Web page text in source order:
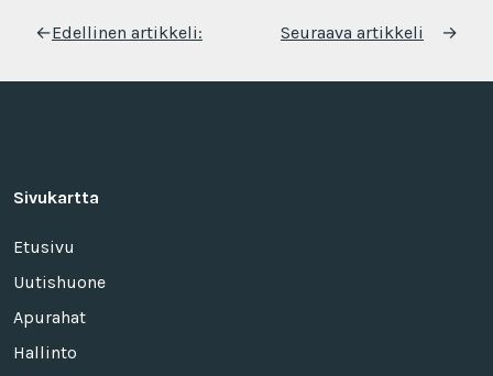
Artikkelien
selaus
←Edellinen artikkeli: →
Seuraava artikkeli
Sivukartta
Etusivu
Uutishuone
Apurahat
Hallinto